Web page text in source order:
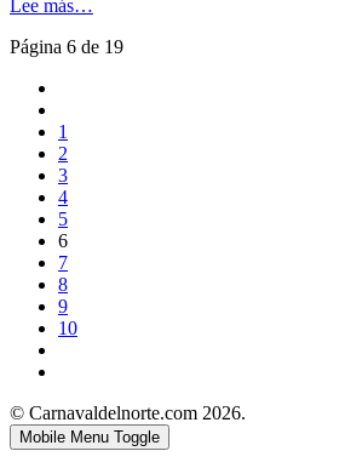
Lee más…
Página 6 de 19
1
2
3
4
5
6
7
8
9
10
© Carnavaldelnorte.com 2026.
Mobile Menu Toggle